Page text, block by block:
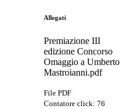
Allegati
Premiazione III
edizione Concorso
Omaggio a Umberto
Mastroianni.pdf
File PDF
Contatore click: 76